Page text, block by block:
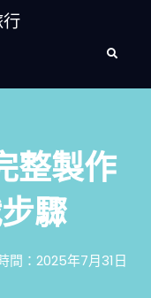
Search
整製作
驟
間：2025年7月31日